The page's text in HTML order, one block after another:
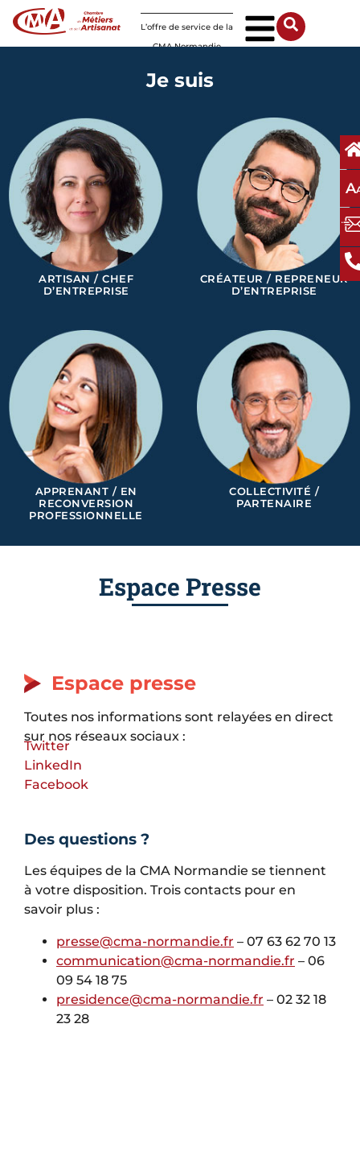
L’offre de service de la
CMA Normandie
A
Je suis
ARTISAN / CHEF
D’ENTREPRISE
CRÉATEUR / REPRENEUR
D’ENTREPRISE
APPRENANT / EN
RECONVERSION
PROFESSIONNELLE
COLLECTIVITÉ /
PARTENAIRE
Espace Presse
Espace presse​
Toutes nos informations sont relayées en direct
sur nos réseaux sociaux :
Twitter
LinkedIn
Facebook
Des questions ?
Les équipes de la CMA Normandie se tiennent
à votre disposition. Trois contacts pour en
savoir plus :
presse@cma-normandie.fr – 07 63 62 70 13
communication@cma-normandie.fr – 06
09 54 18 75
presidence@cma-normandie.fr – 02 32 18
23 28
Panneau de gestion des cookies